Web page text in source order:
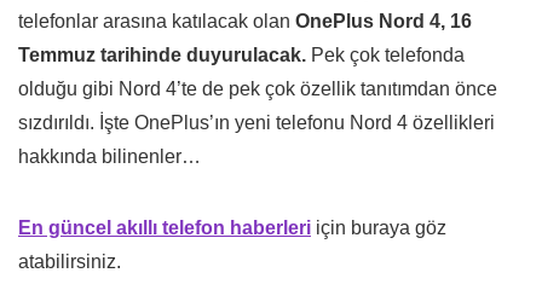
telefonlar arasına katılacak olan OnePlus Nord 4, 16
Temmuz tarihinde duyurulacak. Pek çok telefonda
olduğu gibi Nord 4’te de pek çok özellik tanıtımdan önce
sızdırıldı. İşte OnePlus’ın yeni telefonu Nord 4 özellikleri
hakkında bilinenler…
En güncel akıllı telefon haberleri için buraya göz
atabilirsiniz.